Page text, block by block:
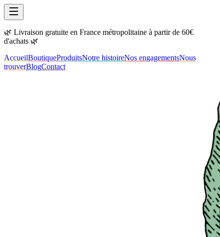
🌿 Livraison gratuite en France métropolitaine à partir de 60€
d'achats 🌿
AccueilBoutiqueProduitsNotre histoireNos engagementsNous
trouverBlogContact